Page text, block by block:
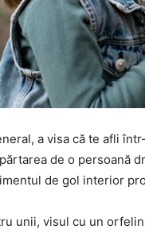
a visa că te afli
de o persoană
de gol interior
unii, visul cu un